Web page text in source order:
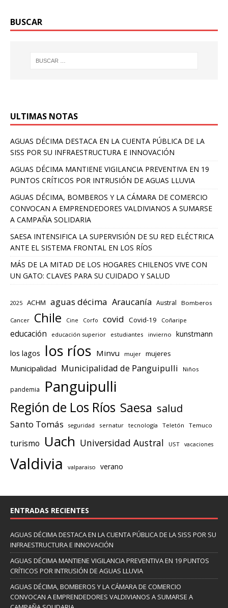
BUSCAR
ULTIMAS NOTAS
AGUAS DÉCIMA DESTACA EN LA CUENTA PÚBLICA DE LA
SISS POR SU INFRAESTRUCTURA E INNOVACIÓN
AGUAS DÉCIMA MANTIENE VIGILANCIA PREVENTIVA EN 19
PUNTOS CRÍTICOS POR INTRUSIÓN DE AGUAS LLUVIA
AGUAS DÉCIMA, BOMBEROS Y LA CÁMARA DE COMERCIO
CONVOCAN A EMPRENDEDORES VALDIVIANOS A SUMARSE
A CAMPAÑA SOLIDARIA
SAESA INTENSIFICA LA SUPERVISIÓN DE SU RED ELÉCTRICA
ANTE EL SISTEMA FRONTAL EN LOS RÍOS
MÁS DE LA MITAD DE LOS HOGARES CHILENOS VIVE CON
UN GATO: CLAVES PARA SU CUIDADO Y SALUD
2025 ACHM aguas décima Araucanía Austral Bomberos
Cancer Chile Cine Corfo covid Covid-19 Coñaripe
educación educación superior estudiantes invierno kunstmann
los lagos los ríos Minvu mujer mujeres
Municipalidad Municipalidad de Panguipulli Niños
pandemia Panguipulli
Región de Los Ríos Saesa salud
Santo Tomás seguridad sernatur tecnología Teletón Temuco
turismo Uach Universidad Austral UST vacaciones
Valdivia valparaiso verano
ENTRADAS RECIENTES
AGUAS DÉCIMA DESTACA EN LA CUENTA PÚBLICA DE LA SISS POR SU
INFRAESTRUCTURA E INNOVACIÓN
AGUAS DÉCIMA MANTIENE VIGILANCIA PREVENTIVA EN 19 PUNTOS
CRÍTICOS POR INTRUSIÓN DE AGUAS LLUVIA
AGUAS DÉCIMA, BOMBEROS Y LA CÁMARA DE COMERCIO
CONVOCAN A EMPRENDEDORES VALDIVIANOS A SUMARSE A